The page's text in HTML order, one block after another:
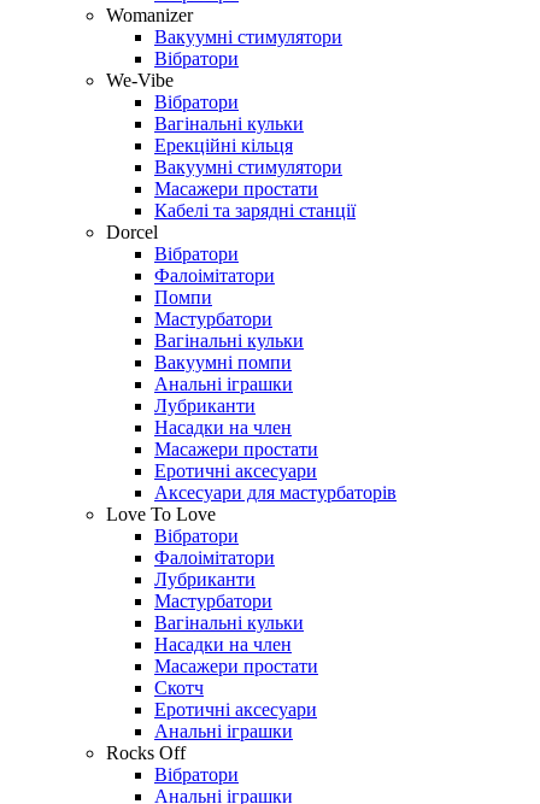
Womanizer
Вакуумні стимулятори
Вібратори
We-Vibe
Вібратори
Вагінальні кульки
Ерекційні кільця
Вакуумні стимулятори
Масажери простати
Кабелі та зарядні станції
Dorcel
Вібратори
Фалоімітатори
Помпи
Мастурбатори
Вагінальні кульки
Вакуумні помпи
Анальні іграшки
Лубриканти
Насадки на член
Масажери простати
Еротичні аксесуари
Аксесуари для мастурбаторів
Love To Love
Вібратори
Фалоімітатори
Лубриканти
Мастурбатори
Вагінальні кульки
Насадки на член
Масажери простати
Скотч
Еротичні аксесуари
Анальні іграшки
Rocks Off
Вібратори
Анальні іграшки